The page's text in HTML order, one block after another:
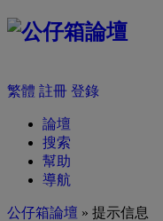
繁體 註冊 登錄
論壇
搜索
幫助
導航
公仔箱論壇 » 提示信息